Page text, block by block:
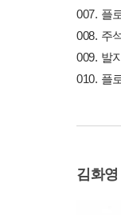
007. 플
008. 주
009. 발
010. 플
김화영